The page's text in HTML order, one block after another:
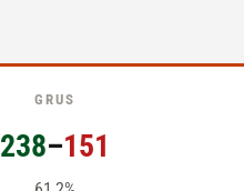
GRUS
238–151